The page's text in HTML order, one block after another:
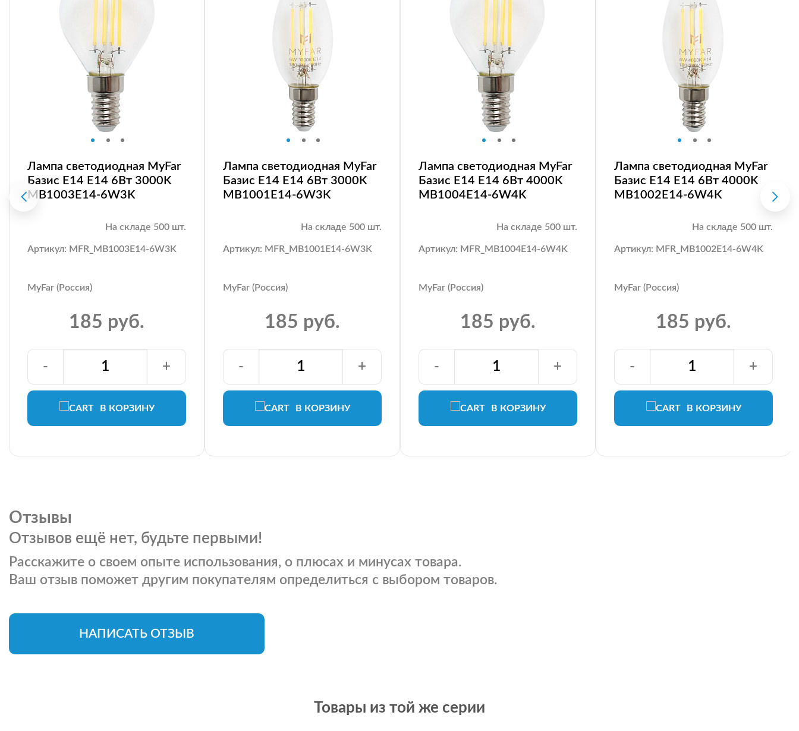
Лампа светодиодная MyFar
Базис E14 E14 6Вт 3000K
MB1003E14-6W3K
На складе 500 шт.
Артикул: MFR_MB1003E14-6W3K
MyFar (Россия)
185 руб.
В КОРЗИНУ
- +
Лампа светодиодная MyFar
Базис E14 E14 6Вт 3000K
MB1001E14-6W3K
На складе 500 шт.
Артикул: MFR_MB1001E14-6W3K
MyFar (Россия)
185 руб.
В КОРЗИНУ
- +
Лампа светодиодная MyFar
Базис E14 E14 6Вт 4000K
MB1004E14-6W4K
На складе 500 шт.
Артикул: MFR_MB1004E14-6W4K
MyFar (Россия)
185 руб.
В КОРЗИНУ
- +
Лампа светодиодная MyFar
Базис E14 E14 6Вт 4000K
MB1002E14-6W4K
На складе 500 шт.
Артикул: MFR_MB1002E14-6W4K
MyFar (Россия)
185 руб.
В КОРЗИНУ
- +
Отзывы
Отзывов ещё нет, будьте первыми!
Расскажите о своем опыте использования, о плюсах и минусах товара.
Ваш отзыв поможет другим покупателям определиться с выбором товаров.
НАПИСАТЬ ОТЗЫВ
Товары из той же серии